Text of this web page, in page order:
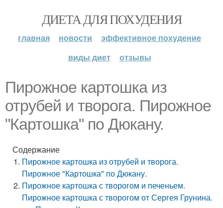
ДИЕТА ДЛЯ ПОХУДЕНИЯ
главная новости
эффективное похудение
виды диет
отзывы
Пирожное картошка из
отрубей и творога. Пирожное
"Картошка" по Дюкану.
Содержание
Пирожное картошка из отрубей и творога.
Пирожное "Картошка" по Дюкану.
Пирожное картошка с творогом и печеньем.
Пирожное картошка с творогом от Сергея Грунина.